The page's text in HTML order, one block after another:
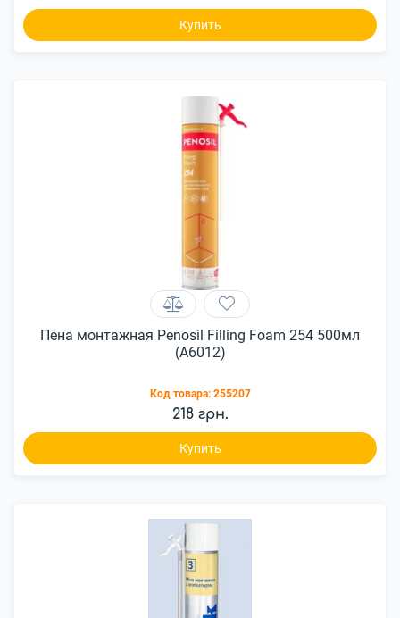
Купить
Пена монтажная Penosil Filling Foam 254 500мл
(A6012)
Код товара: 255207
218 грн.
Купить